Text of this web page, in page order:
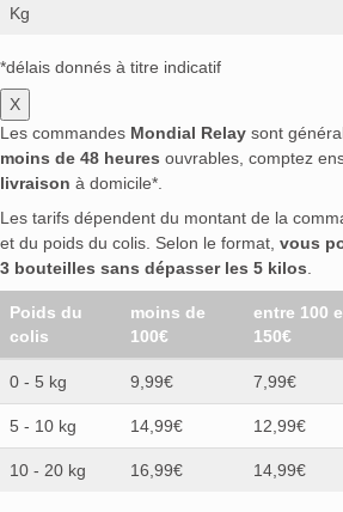
Kg
*délais donnés à titre indicatif
X
Les commandes Mondial Relay sont
moins de 48 heures ouvrables, comptez
livraison à domicile*.
Les tarifs dépendent du montant de la
et du poids du colis. Selon le format, vous
3 bouteilles sans dépasser les 5 kilos
Poids du
colis
moins de
100€
entre 100
150€
0 - 5 kg 9,99€ 7,99€
5 - 10 kg 14,99€ 12,99€
10 - 20 kg 16,99€ 14,99€